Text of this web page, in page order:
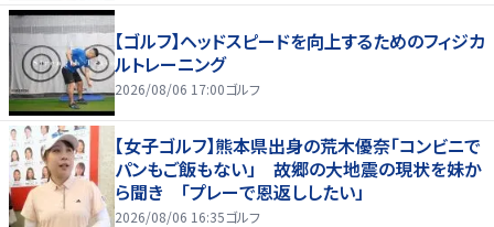
【ゴルフ】ヘッドスピードを向上するためのフィジカ
ルトレーニング
2026/08/06 17:00ゴルフ
【女子ゴルフ】熊本県出身の荒木優奈「コンビニで
パンもご飯もない」 故郷の大地震の現状を妹か
ら聞き 「プレーで恩返ししたい」
2026/08/06 16:35ゴルフ